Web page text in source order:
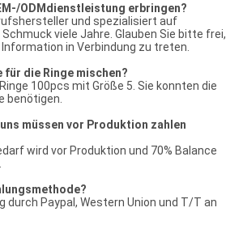
ODMdienstleistung erbringen?
und spezialisiert auf
viele Jahre. Glauben Sie bitte frei,
in Verbindung zu treten.
für die Ringe mischen?
100pcs mit Größe 5. Sie konnten die
benötigen.
müssen vor Produktion zahlen
wird vor Produktion und 70% Balance
durch Paypal, Western Union und T/T an